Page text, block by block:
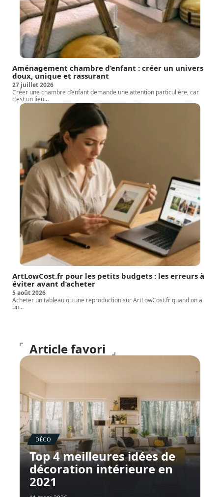
Aménagement chambre d’enfant : créer un univers
doux, unique et rassurant
27 juillet 2026
Créer une chambre d’enfant demande une attention particulière, car
c'est un lieu…
ArtLowCost.fr pour les petits budgets : les erreurs à
éviter avant d’acheter
5 août 2026
Acheter un tableau ou une reproduction sur ArtLowCost.fr quand on a
un…
Article favori
DÉCO
Top 4 meilleures idées de
décoration intérieure en
2021